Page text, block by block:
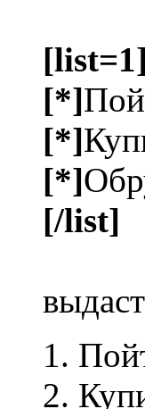
[list=1]
[*]
[*]
[*]
[/list]